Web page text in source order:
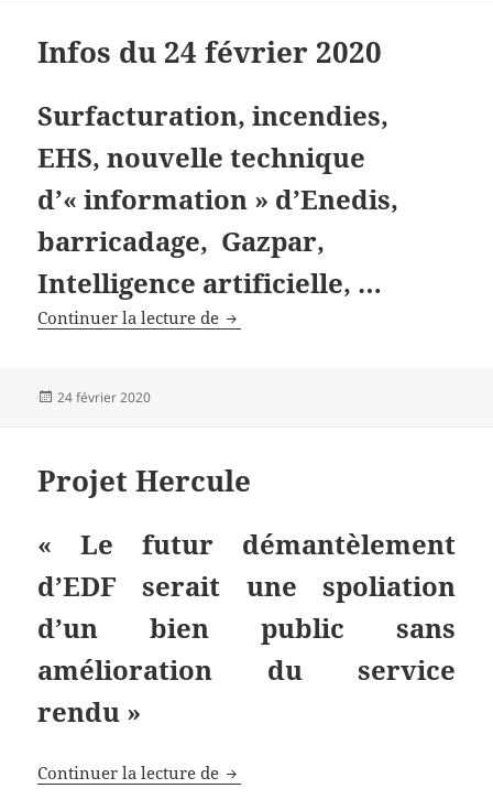
Infos du 24 février 2020
Surfacturation, incendies,
EHS, nouvelle technique
d’« information » d’Enedis,
barricadage, Gazpar,
Intelligence artificielle, …
Continuer la lecture de Infos du 24 février 2020
Publié
24 février 2020
Projet Hercule
« Le futur démantèlement
d’EDF serait une spoliation
d’un bien public sans
amélioration du service
rendu »
Continuer la lecture de Projet Hercule